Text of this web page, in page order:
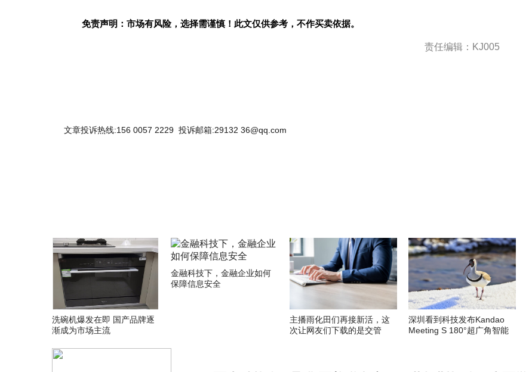
免责声明：市场有风险，选择需谨慎！此文仅供参考，不作买卖依据。
责任编辑：KJ005
文章投诉热线:156 0057 2229 投诉邮箱:29132 36@qq.com
洗碗机爆发在即 国产品牌逐
渐成为市场主流
金融科技下，金融企业如何
保障信息安全
主播雨化田们再接新活，这
次让网友们下载的是交管
深圳看到科技发布Kandao
Meeting S 180°超广角智能